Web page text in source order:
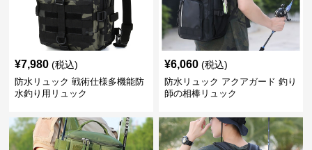
¥7,980 (税込)
防水リュック 戦術仕様多機能防
水釣り用リュック
¥6,060 (税込)
防水リュック アクアガード 釣り
師の相棒リュック